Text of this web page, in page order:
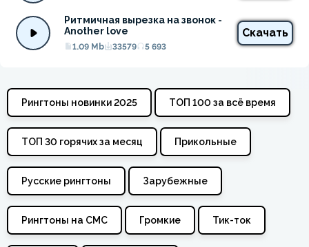
Ритмичная вырезка на звонок -
Another love
1.09 Mb 33579 5 693
Скачать
Рингтоны новинки 2025 ТОП 100 за всё время
ТОП 30 горячих за месяц Прикольные
Русские рингтоны Зарубежные
Рингтоны на СМС Громкие Тик-ток